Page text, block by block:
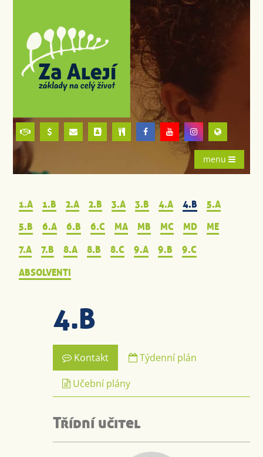
menu
4.B
Kontakt
Týdenní plán
Učební plány
Třídní učitel
1.A 1.B 2.A 2.B 3.A 3.B 4.A 4.B
5.A
5.B
6.A 6.B 6.C MA MB MC MD
ME
7.A
7.B 8.A 8.B 8.C 9.A 9.B
9.C
ABSOLVENTI